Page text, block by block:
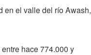
en el valle del río Awash,
hace 774.000 y